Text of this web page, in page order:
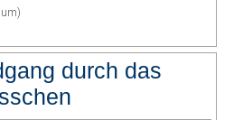
durch das